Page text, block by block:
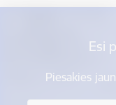
Esi
Piesakies